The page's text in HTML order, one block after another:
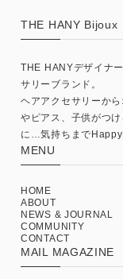
THE HANY Bijoux
THE HANYデザイナ
サリーブランド。
ヘアアクセサリーか
やピアス、子供がつ
に…気持ちまでHappy
MENU
HOME
ABOUT
NEWS & JOURNAL
COMMUNITY
CONTACT
MAIL MAGAZINE